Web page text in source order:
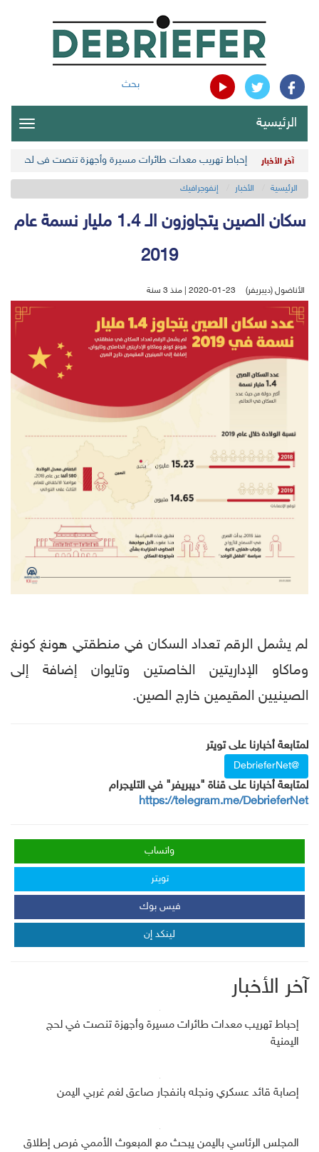
بحث
الرئيسية
آخر الأخبار إحباط تهريب معدات طائرات مسيرة وأجهزة تنصت في لحج
الرئيسية الأخبار إنفوجرافيك
سكان الصين يتجاوزون الـ 1.4 مليار نسمة عام
2019
الأناضول (ديبريفر) 2020-01-23 | منذ 3 سنة
لم يشمل الرقم تعداد السكان في منطقتي هونغ كونغ
وماكاو الإداريتين الخاصتين وتايوان إضافة إلى
الصينيين المقيمين خارج الصين.
لمتابعة أخبارنا على تويتر
@DebrieferNet
لمتابعة أخبارنا على قناة "ديبريفر" في التليجرام
https://telegram.me/DebrieferNet
واتساب
تويتر
فيس بوك
لينكد إن
آخر الأخبار
إحباط تهريب معدات طائرات مسيرة وأجهزة تنصت في لحج
اليمنية
إصابة قائد عسكري ونجله بانفجار صاعق لغم غربي اليمن
المجلس الرئاسي باليمن يبحث مع المبعوث الأممي فرص إطلاق